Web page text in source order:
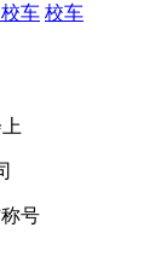
车 校车
号